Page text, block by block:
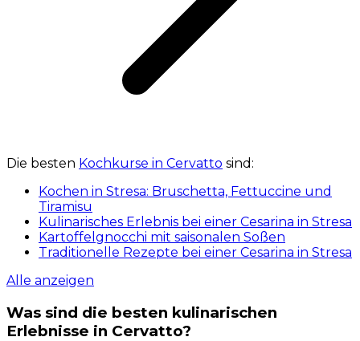
Die besten Kochkurse in Cervatto sind:
Kochen in Stresa: Bruschetta, Fettuccine und
Tiramisu
Kulinarisches Erlebnis bei einer Cesarina in Stresa
Kartoffelgnocchi mit saisonalen Soßen
Traditionelle Rezepte bei einer Cesarina in Stresa
Alle anzeigen
Was sind die besten kulinarischen
Erlebnisse in Cervatto?